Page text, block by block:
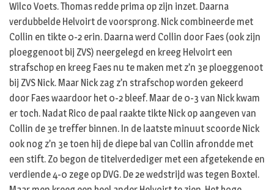
Wilco Voets. Thomas redde prima op zijn inzet. Daarna
verdubbelde Helvoirt de voorsprong. Nick combineerde met
Collin en tikte 0-2 erin. Daarna werd Collin door Faes (ook zijn
ploeggenoot bij ZVS) neergelegd en kreeg Helvoirt een
strafschop en kreeg Faes nu te maken met z’n 3e ploeggenoot
bij ZVS Nick. Maar Nick zag z’n strafschop worden gekeerd
door Faes waardoor het 0-2 bleef. Maar de 0-3 van Nick kwam
er toch. Nadat Rico de paal raakte tikte Nick op aangeven van
Collin de 3e treffer binnen. In de laatste minuut scoorde Nick
ook nog z’n 3e toen hij de diepe bal van Collin afrondde met
een stift. Zo begon de titelverdediger met een afgetekende en
verdiende 4-0 zege op DVG. De 2e wedstrijd was tegen Boxtel.